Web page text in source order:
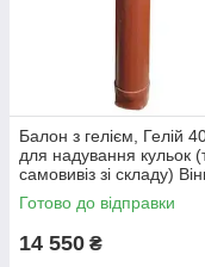
Балон з гелієм, Гелій
для надування кульок
самовивіз зі складу)
Готово до відправки
14 550 ₴